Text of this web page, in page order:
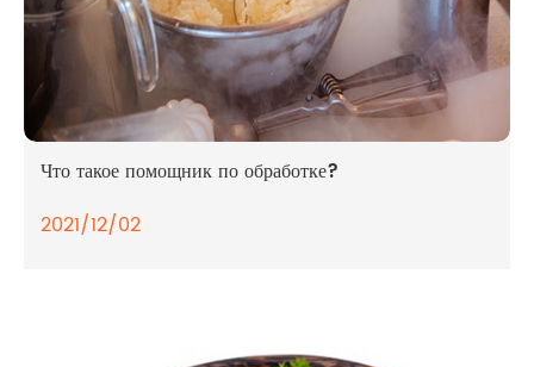
Что такое помощник по обработке?
2021/12/02